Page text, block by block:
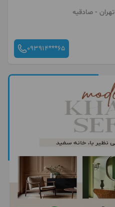
تهران - صادقیه
093914***65